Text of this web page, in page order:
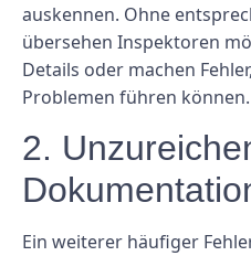
auskennen. Ohne
übersehen Inspektoren
Details oder machen
Problemen führen können.
2.
Ein weiterer häufiger